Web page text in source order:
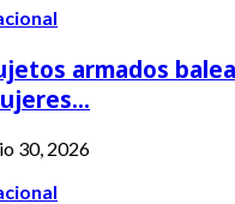
armados
30, 2026